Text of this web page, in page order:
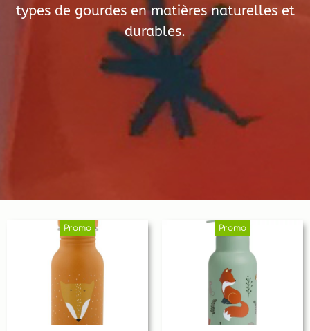
types de gourdes en matières naturelles et
durables.
Promo Promo